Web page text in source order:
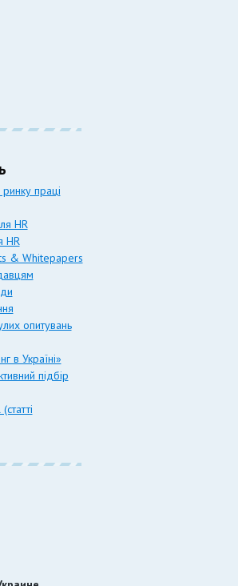
праці
HR
HR
& Whitepapers
опитувань
в Україні»
підбір